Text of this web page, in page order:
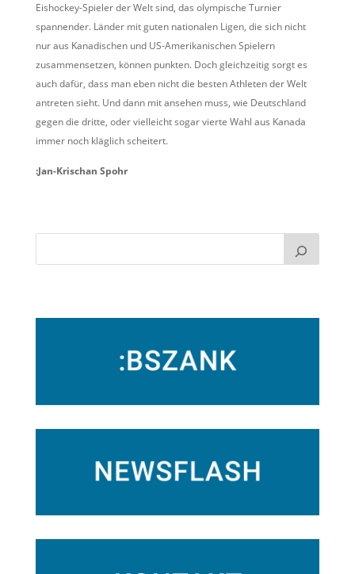
Eishockey-Spieler der Welt sind, das olympische Turnier
spannender. Länder mit guten nationalen Ligen, die sich nicht
nur aus Kanadischen und US-Amerikanischen Spielern
zusammensetzen, können punkten. Doch gleichzeitig sorgt es
auch dafür, dass man eben nicht die besten Athleten der Welt
antreten sieht. Und dann mit ansehen muss, wie Deutschland
gegen die dritte, oder vielleicht sogar vierte Wahl aus Kanada
immer noch kläglich scheitert.
:Jan-Krischan Spohr